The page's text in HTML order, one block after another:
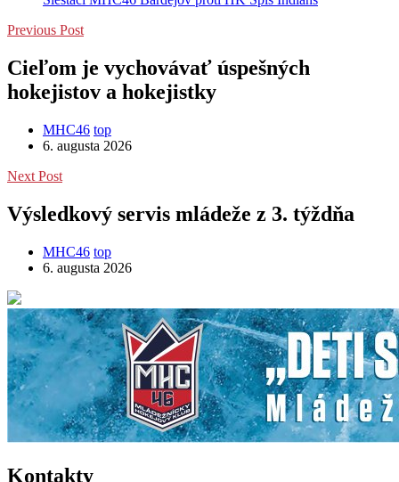
Previous Post
Cieľom je vychovávať úspešných
hokejistov a hokejistky
MHC46 top
6. augusta 2026
Next Post
Výsledkový servis mládeže z 3. týždňa
MHC46 top
6. augusta 2026
Kontakty